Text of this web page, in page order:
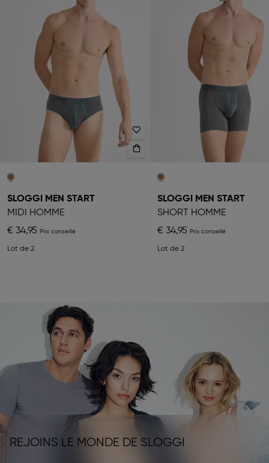
SLOGGI MEN START
MIDI HOMME
€ 34,95
Lot de 2
SLOGGI MEN START
SHORT HOMME
€ 34,95
Lot de 2
REJOINS LE MONDE DE SLOGGI